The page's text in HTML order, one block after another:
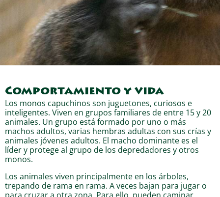
Comportamiento y vida
Los monos capuchinos son juguetones, curiosos e
inteligentes. Viven en grupos familiares de entre 15 y 20
animales. Un grupo está formado por uno o más
machos adultos, varias hembras adultas con sus crías y
animales jóvenes adultos. El macho dominante es el
líder y protege al grupo de los depredadores y otros
monos.
Los animales viven principalmente en los árboles,
trepando de rama en rama. A veces bajan para jugar o